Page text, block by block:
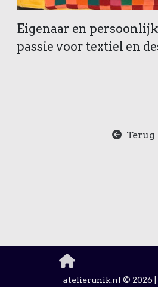
Eigenaar en
passie voor textiel en
Terug
atelierunik.nl © 2026 |